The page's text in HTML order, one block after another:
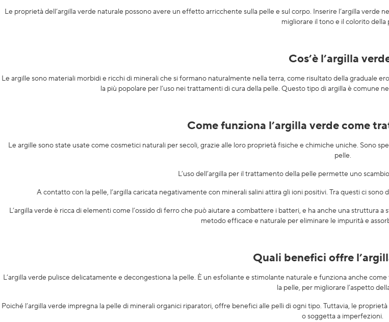
Le proprietà dell’argilla verde naturale possono avere un effetto arricchente sulla pelle e sul corpo. Inserire l’argilla verde
migliorare il tono e il colorito della
Cos’è l’argilla
Le argille sono materiali morbidi e ricchi di minerali che si formano naturalmente nella terra, come risultato della graduale
la più popolare per l’uso nei trattamenti di cura della pelle. Questo tipo di argilla è comune
Come funziona l’argilla verde come
Le argille sono state usate come cosmetici naturali per secoli, grazie alle loro proprietà fisiche e chimiche uniche. Sono
pelle.
L’uso dell’argilla per il trattamento della pelle permette uno
A contatto con la pelle, l’argilla caricata negativamente con minerali salini attira gli ioni positivi. Tra questi ci
L’argilla verde è ricca di elementi come l’ossido di ferro che può aiutare a combattere i batteri, e ha anche una struttura
metodo efficace e naturale per eliminare le impurità e
Quali benefici offre
L’argilla verde pulisce delicatamente e decongestiona la pelle. È un esfoliante e stimolante naturale e funziona anche
la pelle, per migliorare l’aspetto
Poiché l’argilla verde impregna la pelle di minerali organici riparatori, offre benefici alle pelli di ogni tipo. Tuttavia, le
o soggetta a imperfezioni.